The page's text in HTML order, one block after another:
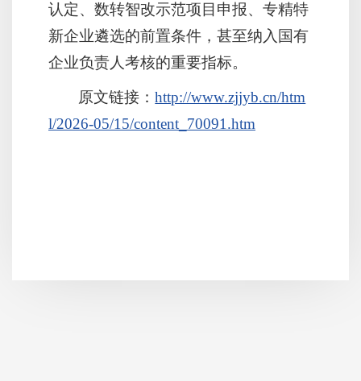
认定、数转智改示范项目申报、专精特
新企业遴选的前置条件，甚至纳入国有
企业负责人考核的重要指标。
原文链接：http://www.zjjyb.cn/htm
l/2026-05/15/content_70091.htm